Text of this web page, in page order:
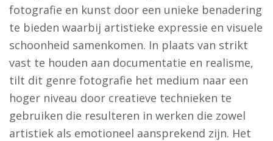
fotografie en kunst door een unieke benadering
te bieden waarbij artistieke expressie en visuele
schoonheid samenkomen. In plaats van strikt
vast te houden aan documentatie en realisme,
tilt dit genre fotografie het medium naar een
hoger niveau door creatieve technieken te
gebruiken die resulteren in werken die zowel
artistiek als emotioneel aansprekend zijn. Het